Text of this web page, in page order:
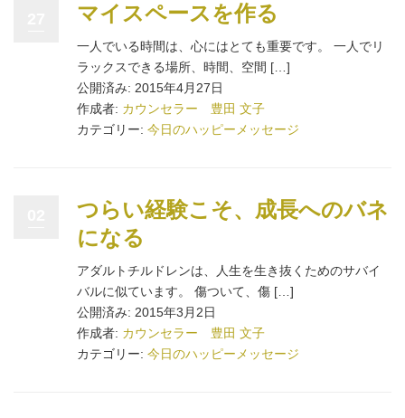
マイスペースを作る
一人でいる時間は、心にはとても重要です。 一人でリ
ラックスできる場所、時間、空間 […]
公開済み: 2015年4月27日
作成者: カウンセラー 豊田 文子
カテゴリー: 今日のハッピーメッセージ
つらい経験こそ、成長へのバネ
になる
アダルトチルドレンは、人生を生き抜くためのサバイ
バルに似ています。 傷ついて、傷 […]
公開済み: 2015年3月2日
作成者: カウンセラー 豊田 文子
カテゴリー: 今日のハッピーメッセージ